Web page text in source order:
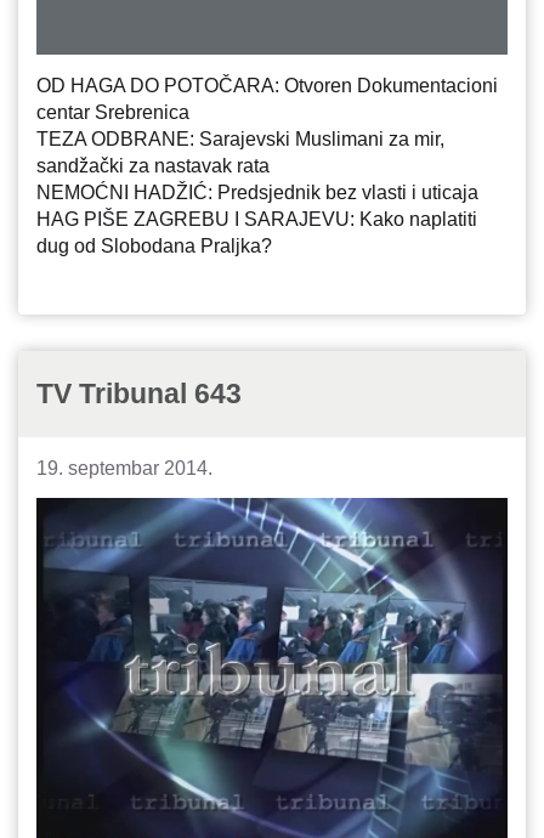
OD HAGA DO POTOČARA: Otvoren Dokumentacioni
centar Srebrenica
TEZA ODBRANE: Sarajevski Muslimani za mir,
sandžački za nastavak rata
NEMOĆNI HADŽIĆ: Predsjednik bez vlasti i uticaja
HAG PIŠE ZAGREBU I SARAJEVU: Kako naplatiti
dug od Slobodana Praljka?
TV Tribunal 643
19. septembar 2014.